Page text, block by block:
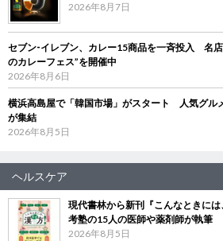
2026年8月7日
セブン‐イレブン、カレー15商品を一斉投入 名
のカレーフェス”を開催中
2026年8月6日
横浜高島屋で「韓国市場」がスタート 人気グル
が集結
2026年8月5日
ヘルスケア
現代書林から新刊『こんなときに
考塾の15人の医師や薬剤師が執筆
2026年8月5日